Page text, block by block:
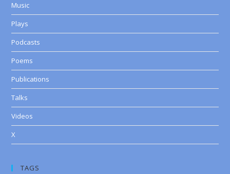
Music
Plays
Podcasts
Poems
Publications
Talks
Videos
X
TAGS